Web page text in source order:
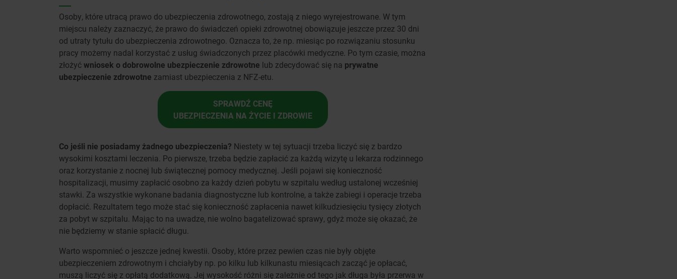
Osoby, które utracą prawo do ubezpieczenia zdrowotnego, zostają z niego wyrejestrowane. W tym
miejscu należy zaznaczyć, że prawo do świadczeń opieki zdrowotnej obowiązuje jeszcze przez 30 dni
od utraty tytułu do ubezpieczenia zdrowotnego. Oznacza to, że np. miesiąc po rozwiązaniu stosunku
pracy możemy nadal korzystać z usług świadczonych przez placówki medyczne. Po tym czasie, można
złożyćwniosek o dobrowolne ubezpieczenie zdrowotne lub zdecydować się na prywatne
ubezpieczenie zdrowotne zamiast ubezpieczenia z NFZ-etu.
SPRAWDŹ CENĘ
UBEZPIECZENIA NA ŻYCIE I ZDROWIE
Co jeśli nie posiadamy żadnego ubezpieczenia? Niestety w tej sytuacji trzeba liczyć się z bardzo
wysokimi kosztami leczenia. Po pierwsze, trzeba będzie zapłacić za każdą wizytę u lekarza rodzinnego
oraz korzystanie z nocnej lub świątecznej pomocy medycznej. Jeśli pojawi się konieczność
hospitalizacji, musimy zapłacić osobno za każdy dzień pobytu w szpitalu według ustalonej wcześniej
stawki. Za wszystkie wykonane badania diagnostyczne lub kontrolne, a także zabiegi i operacje trzeba
dopłacić. Rezultatem tego może stać się konieczność zapłacenia nawet kilkudziesięciu tysięcy złotych
za pobyt w szpitalu. Mając to na uwadze, nie wolno bagatelizować sprawy, gdyż może się okazać, że
nie będziemy w stanie spłacić długu.
Warto wspomnieć o jeszcze jednej kwestii. Osoby, które przez pewien czas nie były objęte
ubezpieczeniem zdrowotnym i chciałyby np. po kilku lub kilkunastu miesiącach zacząć je opłacać,
muszą liczyć się z opłatą dodatkową. Jej wysokość różni się zależnie od tego jak długa była przerwa w